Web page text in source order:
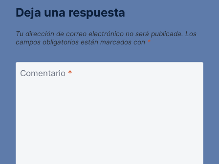
Deja una respuesta
Tu dirección de correo electrónico no será publicada. Los
campos obligatorios están marcados con *
Comentario *